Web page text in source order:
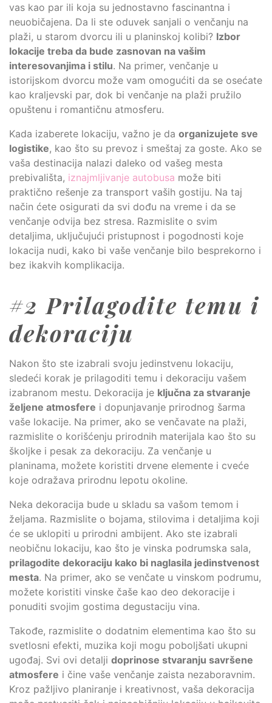
vas kao par ili koja su jednostavno fascinantna i
neuobičajena. Da li ste oduvek sanjali o venčanju na
plaži, u starom dvorcu ili u planinskoj kolibi? Izbor
lokacije treba da bude zasnovan na vašim
interesovanjima i stilu. Na primer, venčanje u
istorijskom dvorcu može vam omogućiti da se osećate
kao kraljevski par, dok bi venčanje na plaži pružilo
opuštenu i romantičnu atmosferu.
Kada izaberete lokaciju, važno je da organizujete sve
logistike, kao što su prevoz i smeštaj za goste. Ako se
vaša destinacija nalazi daleko od vašeg mesta
prebivališta, iznajmljivanje autobusa može biti
praktično rešenje za transport vaših gostiju. Na taj
način ćete osigurati da svi dođu na vreme i da se
venčanje odvija bez stresa. Razmislite o svim
detaljima, uključujući pristupnost i pogodnosti koje
lokacija nudi, kako bi vaše venčanje bilo besprekorno i
bez ikakvih komplikacija.
#2 Prilagodite temu i
dekoraciju
Nakon što ste izabrali svoju jedinstvenu lokaciju,
sledeći korak je prilagoditi temu i dekoraciju vašem
izabranom mestu. Dekoracija je ključna za stvaranje
željene atmosfere i dopunjavanje prirodnog šarma
vaše lokacije. Na primer, ako se venčavate na plaži,
razmislite o korišćenju prirodnih materijala kao što su
školjke i pesak za dekoraciju. Za venčanje u
planinama, možete koristiti drvene elemente i cveće
koje odražava prirodnu lepotu okoline.
Neka dekoracija bude u skladu sa vašom temom i
željama. Razmislite o bojama, stilovima i detaljima koji
će se uklopiti u prirodni ambijent. Ako ste izabrali
neobičnu lokaciju, kao što je vinska podrumska sala,
prilagodite dekoraciju kako bi naglasila jedinstvenost
mesta. Na primer, ako se venčate u vinskom podrumu,
možete koristiti vinske čaše kao deo dekoracije i
ponuditi svojim gostima degustaciju vina.
Takođe, razmislite o dodatnim elementima kao što su
svetlosni efekti, muzika koji mogu poboljšati ukupni
ugođaj. Svi ovi detalji doprinose stvaranju savršene
atmosfere i čine vaše venčanje zaista nezaboravnim.
Kroz pažljivo planiranje i kreativnost, vaša dekoracija